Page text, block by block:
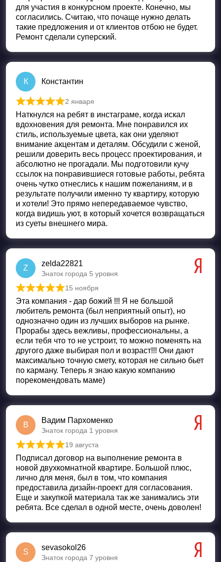
для участия в конкурсном проекте. Конечно, мы
согласились. Считаю, что почаще нужно делать
такие предложения и от клиентов отбою не будет.
Ремонт сделали суперский.
К Константин
Оценка 5из 5
2 января
Наткнулся на ребят в инстаграме, когда искал
вдохновения для ремонта. Мне понравился их
стиль, используемые цвета, как они уделяют
внимание акцентам и деталям. Обсудили с женой,
решили доверить весь процесс проектирования, и
абсолютно не прогадали. Мы подготовили кучу
ссылок на понравившиеся готовые работы, ребята
очень чутко отнеслись к нашим пожеланиям, и в
результате получили именно ту квартиру, которую
и хотели! Это прямо непередаваемое чувство,
когда видишь уют, в который хочется возвращаться
из суеты внешнего мира.
Z
zelda22821
Знаток города 5 уровня
Оценка5 из 5
15 ноября
Эта компания - дар божий !!! Я не большой
любитель ремонта (был неприятный опыт), но
однозначно один из лучших выборов на рынке.
Прорабы здесь вежливы, профессиональны, а
если тебя что то не устроит, то можно поменять на
другого даже выбирая пол и возраст!!! Они дают
максимально точную смету, которая не сильно бьет
по карману. Теперь я знаю какую компанию
порекомендовать маме)
В
Вадим Пархоменко
Знаток города 1 уровня
Оценка5 из 5
19 августа
Подписал договор на выполнение ремонта в
новой двухкомнатной квартире. Большой плюс,
лично для меня, был в том, что компания
предоставила дизайн-проект для согласования.
Еще и закупкой материала так же занимались эти
ребята. Все сделал в одной месте, очень доволен!
S
sevasokol26
Знаток города 7 уровня